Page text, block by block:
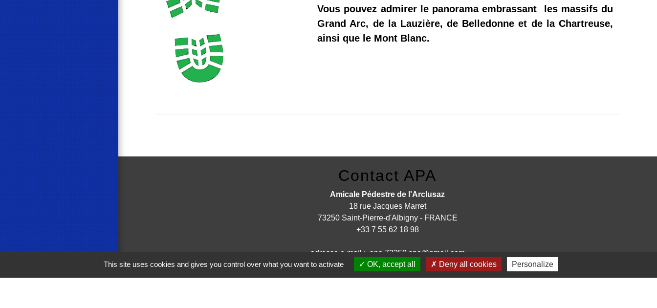
Vous pouvez admirer le panorama embrassant les massifs du
Grand Arc, de la Lauzière, de Belledonne et de la Chartreuse,
ainsi que le Mont Blanc.
Contact APA
Amicale Pédestre de l'Arclusaz
18 rue Jacques Marret
73250 Saint-Pierre-d'Albigny - FRANCE
+33 7 55 62 18 98
adresse e-mail : apa.73250.spa@gmail.com
This site uses cookies and gives you control over what you want to activate
OK, accept all Deny all cookies Personalize